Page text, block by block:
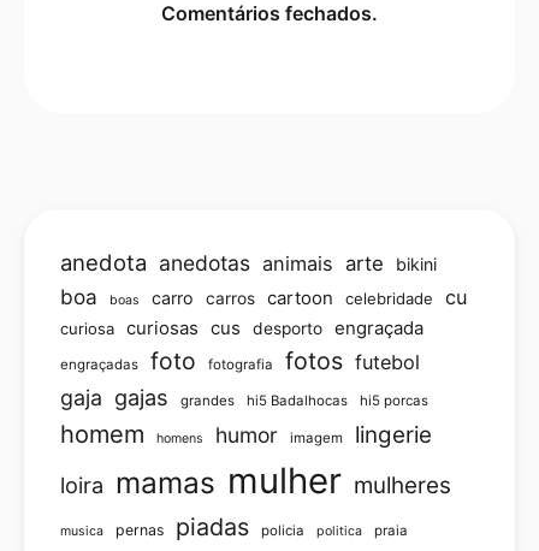
Comentários fechados.
anedota anedotas animais arte bikini
boa boas carro carros cartoon celebridade cu
curiosa curiosas cus desporto engraçada
engraçadas foto fotografia fotos futebol
gaja gajas grandes hi5 Badalhocas hi5 porcas
homem homens humor imagem lingerie
loira mamas mulher mulheres
musica pernas piadas policia politica praia